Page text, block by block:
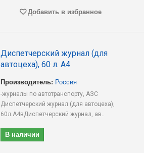
Добавить в избранное
Диспетчерский журнал (для
автоцеха), 60 л. А4
Производитель: Россия
-журналы по автотранспорту, АЗС
Диспетчерский журнал (для автоцеха),
60л.А4вДиспетчерский журнал, ав..
В наличии